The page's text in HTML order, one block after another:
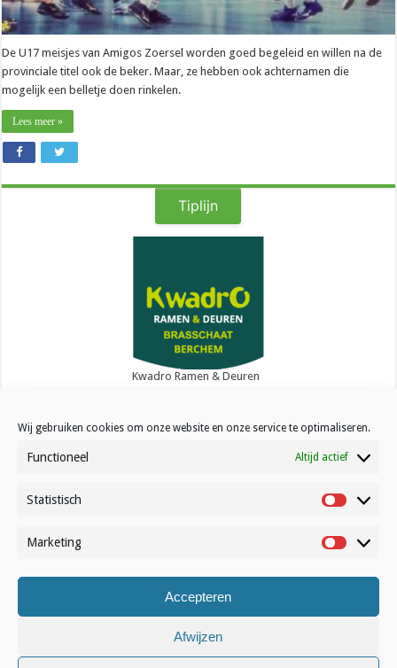
Wij gebruiken cookies om onze website en onze service te optimaliseren.
Functioneel Altijd actief
Statistisch Statistisch
Marketing
Accepteren
Afwijzen
De U17 meisjes van Amigos Zoersel worden goed begeleid en willen na de
provinciale titel ook de beker. Maar, ze hebben ook achternamen die
mogelijk een belletje doen rinkelen.
Lees meer »
Tiplijn
Kwadro Ramen & Deuren
Contact
© Volleynews.be2026
Algemene voorwaarden|Privacy